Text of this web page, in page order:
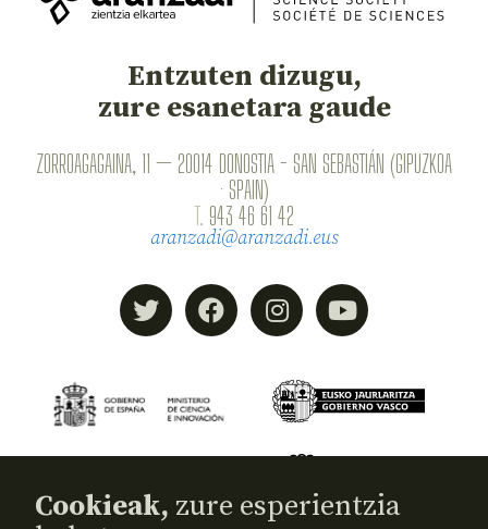
Entzuten dizugu,
zure esanetara gaude
ZORROAGAGAINA, 11 — 20014 DONOSTIA - SAN SEBASTIÁN (GIPUZKOA
· SPAIN)
T. 943 46 61 42
aranzadi@aranzadi.eus
Cookieak, zure esperientzia